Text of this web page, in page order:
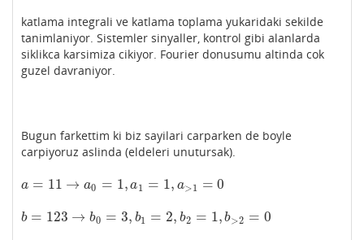
katlama integrali ve katlama toplama yukaridaki sekilde
tanimlaniyor. Sistemler sinyaller, kontrol gibi alanlarda
siklikca karsimiza cikiyor. Fourier donusumu altinda cok
guzel davraniyor.
Bugun farkettim ki biz sayilari carparken de boyle
carpiyoruz aslinda (eldeleri unutursak).
a = 11 → a0 = 1, a1 = 1, a>1 = 0
a=11 →a 0=1,a1 =1 a>1=
b = 123 → b0 = 3, b1 = 2, b2 = 1, b>2 = 0
b =123→b0= 3,b 1=2,b 2= ,b >2=0